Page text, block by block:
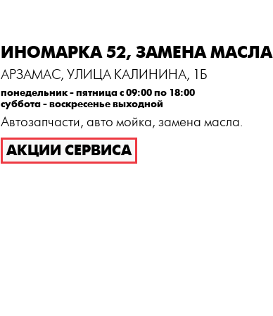
ИНОМАРКА 52, ЗАМЕНА МАСЛА
АРЗАМАС, УЛИЦА КАЛИНИНА, 1Б
понедельник - пятница с 09:00 по 18:00
суббота - воскресенье выходной
Автозапчасти, авто мойка, замена масла.
АКЦИИ СЕРВИСА